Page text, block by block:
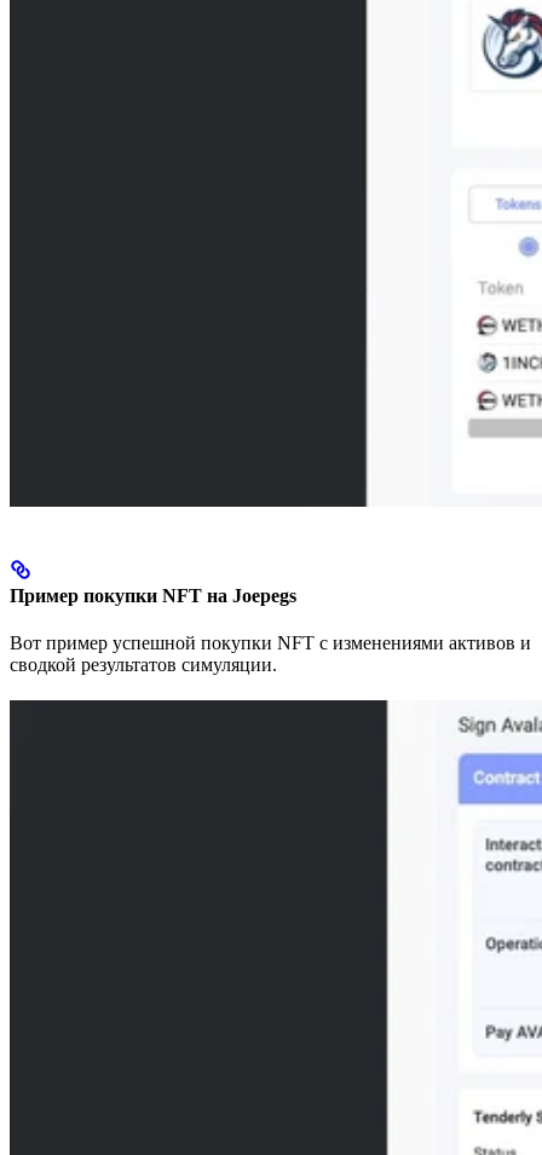
Пример покупки NFT на Joepegs
Вот пример успешной покупки NFT с изменениями активов и
сводкой результатов симуляции.